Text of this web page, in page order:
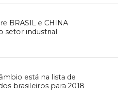
BRASIL e CHINA
setor industrial
está na lista de
brasileiros para 2018